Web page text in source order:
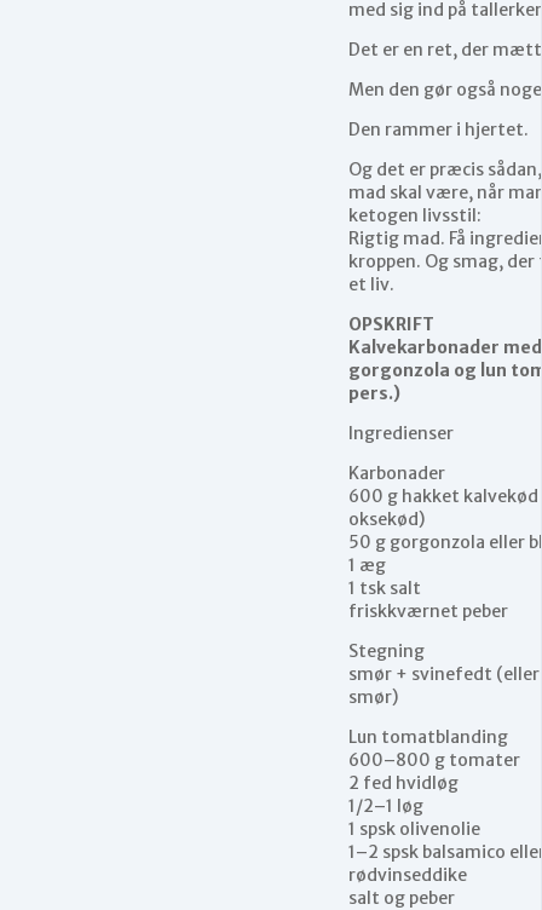
med sig ind på
Det er en ret, der
Men den gør også
Den rammer i hjertet.
Og det er præcis
mad skal være, når
ketogen livsstil:
Rigtig mad. Få
kroppen. Og smag,
et liv.
OPSKRIFT
Kalvekarbonader med
gorgonzola og lun
pers.)
Ingredienser
Karbonader
600 g hakket
oksekød)
50 g gorgonzola eller
1 æg
1 tsk salt
friskkværnet peber
Stegning
smør + svinefedt (eller
smør)
Lun tomatblanding
600–800 g tomater
2 fed hvidløg
1/2–1 løg
1 spsk olivenolie
1–2 spsk balsamico
rødvinseddike
salt og peber